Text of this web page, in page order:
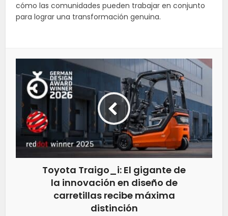
cómo las comunidades pueden trabajar en conjunto
para lograr una transformación genuina.
Toyota Traigo_i: El gigante de
la innovación en diseño de
carretillas recibe máxima
distinción